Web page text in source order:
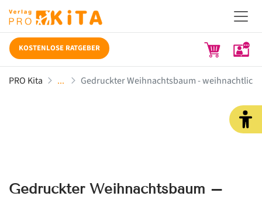
KOSTENLOSE RATGEBER
PRO Kita Gedruckter Weihnachtsbaum -
Gedruckter Weihnachtsbaum –